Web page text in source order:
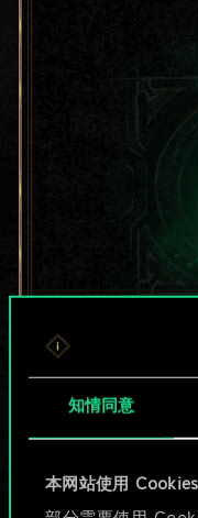
知情同意
本网站使用 Cookies
目前只
牌，但